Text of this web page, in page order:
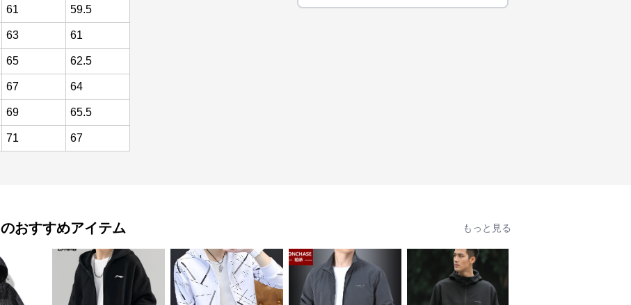
61 59.5
63 61
65 62.5
67 64
69 65.5
71 67
のおすすめアイテム もっと見る